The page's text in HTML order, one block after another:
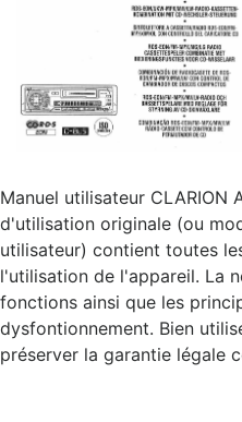
Manuel utilisateur CLARION
d'utilisation originale (ou
utilisateur) contient toutes
l'utilisation de l'appareil. La
fonctions ainsi que les
dysfontionnement. Bien
préserver la garantie légale